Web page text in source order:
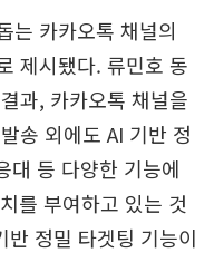
는 카카오톡 채널의
제시됐다. 류민호 동
과, 카카오톡 채널을
송 외에도 AI 기반 정
대 등 다양한 기능에
를 부여하고 있는 것
반 정밀 타겟팅 기능이